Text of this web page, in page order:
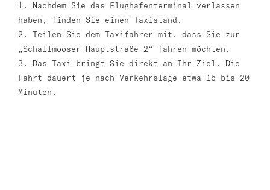
1. Nachdem Sie das Flughafenterminal verlassen
haben, finden Sie einen Taxistand.
2. Teilen Sie dem Taxifahrer mit, dass Sie zur
„Schallmooser Hauptstraße 2“ fahren möchten.
3. Das Taxi bringt Sie direkt an Ihr Ziel. Die
Fahrt dauert je nach Verkehrslage etwa 15 bis 20
Minuten.